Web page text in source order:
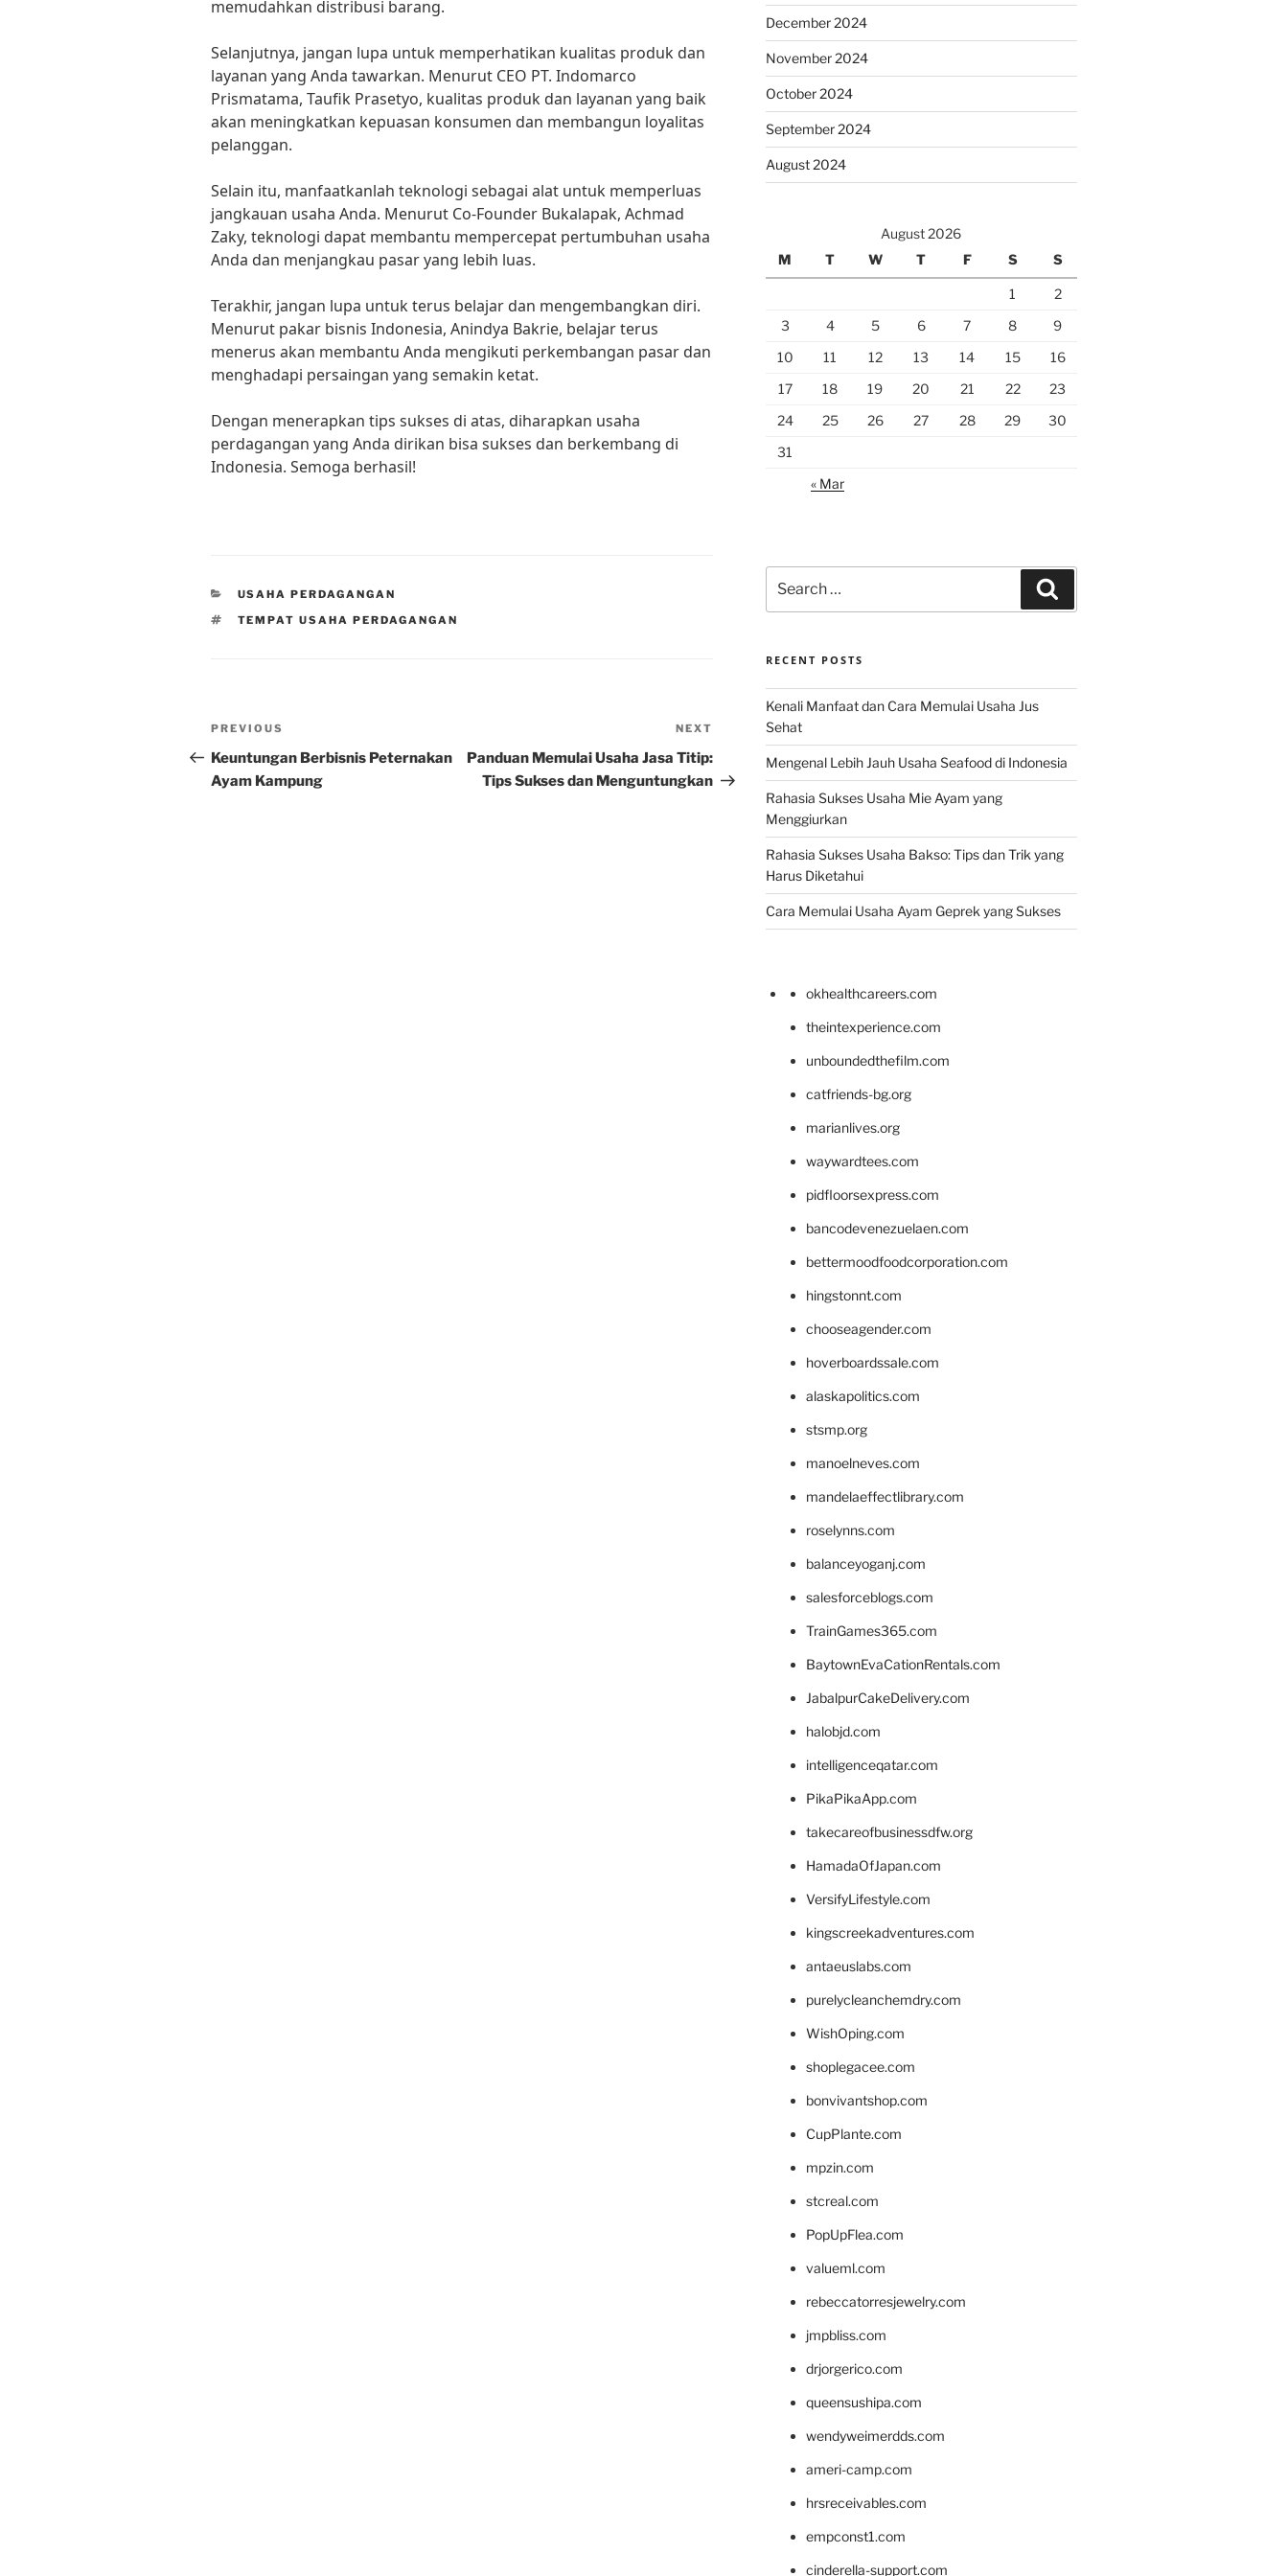
memudahkan distribusi barang.
Selanjutnya, jangan lupa untuk memperhatikan kualitas produk dan
layanan yang Anda tawarkan. Menurut CEO PT. Indomarco
Prismatama, Taufik Prasetyo, kualitas produk dan layanan yang baik
akan meningkatkan kepuasan konsumen dan membangun loyalitas
pelanggan.
Selain itu, manfaatkanlah teknologi sebagai alat untuk memperluas
jangkauan usaha Anda. Menurut Co-Founder Bukalapak, Achmad
Zaky, teknologi dapat membantu mempercepat pertumbuhan usaha
Anda dan menjangkau pasar yang lebih luas.
Terakhir, jangan lupa untuk terus belajar dan mengembangkan diri.
Menurut pakar bisnis Indonesia, Anindya Bakrie, belajar terus
menerus akan membantu Anda mengikuti perkembangan pasar dan
menghadapi persaingan yang semakin ketat.
Dengan menerapkan tips sukses di atas, diharapkan usaha
perdagangan yang Anda dirikan bisa sukses dan berkembang di
Indonesia. Semoga berhasil!
CATEGORIES
USAHA PERDAGANGAN
TAGS
TEMPAT USAHA PERDAGANGAN
Post
navigation
Previous
Post
PREVIOUS
Keuntungan Berbisnis Peternakan
Ayam Kampung
Post
NEXT
Panduan Memulai Usaha Jasa Titip:
Tips Sukses dan Menguntungkan
December 2024
November 2024
October 2024
September 2024
August 2024
August 2026
M
T W T F S S
1
2
3
4 5 6 7 8
9
10
11 12 13 14 15
16
17
18 19 20 21 22
23
24
25 26 27 28 29
30
31
« Mar
for:
RECENT POSTS
Kenali Manfaat dan Cara Memulai Usaha Jus
Sehat
Mengenal Lebih Jauh Usaha Seafood di Indonesia
Rahasia Sukses Usaha Mie Ayam yang
Menggiurkan
Rahasia Sukses Usaha Bakso: Tips dan Trik yang
Harus Diketahui
Cara Memulai Usaha Ayam Geprek yang Sukses
okhealthcareers.com
theintexperience.com
unboundedthefilm.com
catfriends-bg.org
marianlives.org
waywardtees.com
pidfloorsexpress.com
bancodevenezuelaen.com
bettermoodfoodcorporation.com
hingstonnt.com
chooseagender.com
hoverboardssale.com
alaskapolitics.com
stsmp.org
manoelneves.com
mandelaeffectlibrary.com
roselynns.com
balanceyoganj.com
salesforceblogs.com
TrainGames365.com
BaytownEvaCationRentals.com
JabalpurCakeDelivery.com
halobjd.com
intelligenceqatar.com
PikaPikaApp.com
takecareofbusinessdfw.org
HamadaOfJapan.com
VersifyLifestyle.com
kingscreekadventures.com
antaeuslabs.com
purelycleanchemdry.com
WishOping.com
shoplegacee.com
bonvivantshop.com
CupPlante.com
mpzin.com
stcreal.com
PopUpFlea.com
valueml.com
rebeccatorresjewelry.com
jmpbliss.com
drjorgerico.com
queensushipa.com
wendyweimerdds.com
ameri-camp.com
hrsreceivables.com
empconst1.com
cinderella-support.com